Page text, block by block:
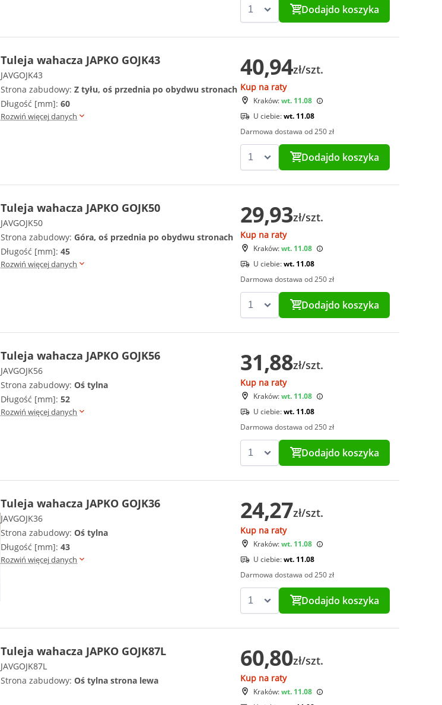
Dodajdo koszyka
Tuleja wahacza JAPKO GOJK43
JAVGOJK43
Strona zabudowy: Z tyłu, oś przednia po obydwu stronach
Długość [mm]: 60
Rozwiń więcej danych
40,94zł/szt.
Kup na raty
Kraków:wt. 11.08
U ciebie:wt. 11.08
Darmowa dostawa od 250 zł
Dodajdo koszyka
Tuleja wahacza JAPKO GOJK50
JAVGOJK50
Strona zabudowy: Góra, oś przednia po obydwu stronach
Długość [mm]: 45
Rozwiń więcej danych
29,93zł/szt.
Kup na raty
Kraków:wt. 11.08
U ciebie:wt. 11.08
Darmowa dostawa od 250 zł
Dodajdo koszyka
Tuleja wahacza JAPKO GOJK56
JAVGOJK56
Strona zabudowy: Oś tylna
Długość [mm]: 52
Rozwiń więcej danych
31,88zł/szt.
Kup na raty
Kraków:wt. 11.08
U ciebie:wt. 11.08
Darmowa dostawa od 250 zł
Dodajdo koszyka
Tuleja wahacza JAPKO GOJK36
JAVGOJK36
Strona zabudowy: Oś tylna
Długość [mm]: 43
Rozwiń więcej danych
24,27zł/szt.
Kup na raty
Kraków:wt. 11.08
U ciebie:wt. 11.08
Darmowa dostawa od 250 zł
Dodajdo koszyka
Tuleja wahacza JAPKO GOJK87L
JAVGOJK87L
Strona zabudowy: Oś tylna strona lewa
60,80zł/szt.
Kup na raty
Kraków:wt. 11.08